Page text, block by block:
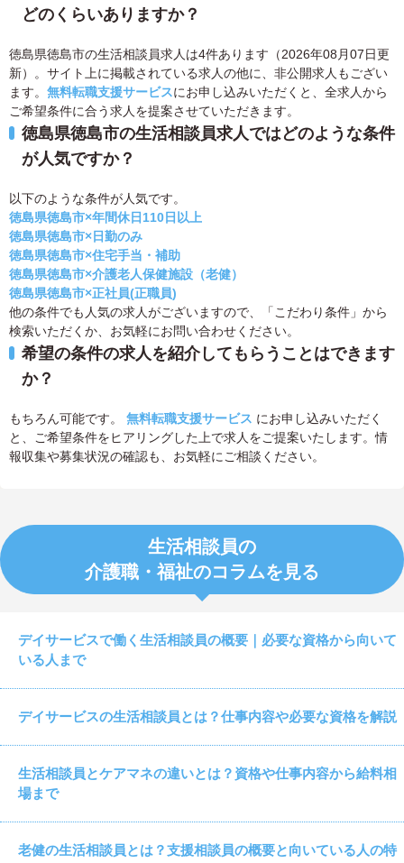
どのくらいありますか？
徳島県徳島市の生活相談員求人は4件あります（2026年08月07日更
新）。サイト上に掲載されている求人の他に、非公開求人もござい
ます。 無料転職支援サービスにお申し込みいただくと、全求人から
ご希望条件に合う求人を提案させていただきます。
徳島県徳島市の生活相談員求人ではどのような条件
が人気ですか？
以下のような条件が人気です。
徳島県徳島市×年間休日110日以上
徳島県徳島市×日勤のみ
徳島県徳島市×住宅手当・補助
徳島県徳島市×介護老人保健施設（老健）
徳島県徳島市×正社員(正職員)
他の条件でも人気の求人がございますので、「こだわり条件」から
検索いただくか、お気軽にお問い合わせください。
希望の条件の求人を紹介してもらうことはできます
か？
もちろん可能です。 無料転職支援サービス にお申し込みいただく
と、ご希望条件をヒアリングした上で求人をご提案いたします。情
報収集や募集状況の確認も、お気軽にご相談ください。
生活相談員の
介護職・福祉のコラムを見る
デイサービスで働く生活相談員の概要｜必要な資格から向いて
いる人まで
デイサービスの生活相談員とは？仕事内容や必要な資格を解説
生活相談員とケアマネの違いとは？資格や仕事内容から給料相
場まで
老健の生活相談員とは？支援相談員の概要と向いている人の特